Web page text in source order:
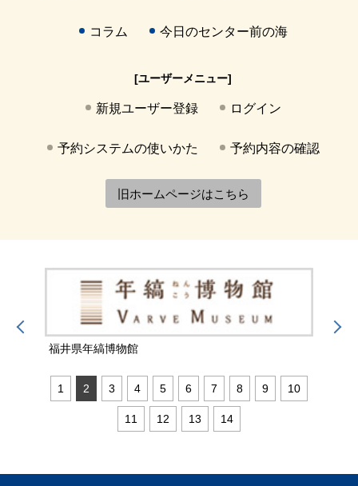
コラム 今日のセンター前の海
[ユーザーメニュー]
新規ユーザー登録 ログイン
予約システムの使いかた 予約内容の確認
旧ホームページはこちら
福井県年縞博物館
1 2 3 4 5 6 7 8 9 10
11 12 13 14